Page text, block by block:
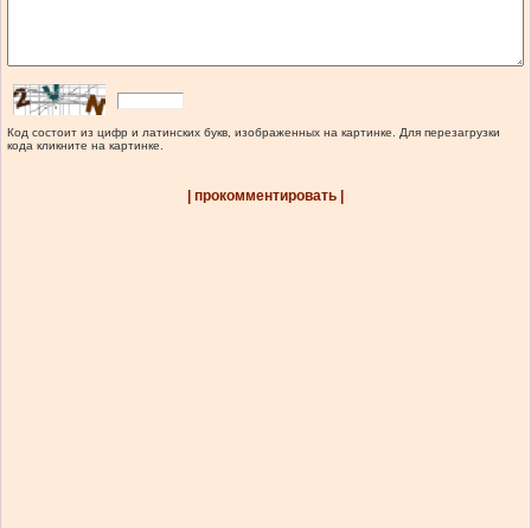
Код состоит из цифр и латинских букв, изображенных на картинке. Для перезагрузки
кода кликните на картинке.
| прокомментировать |